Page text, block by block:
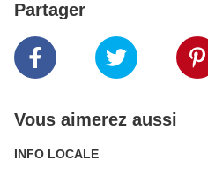
Partager
Vous aimerez aussi
INFO LOCALE